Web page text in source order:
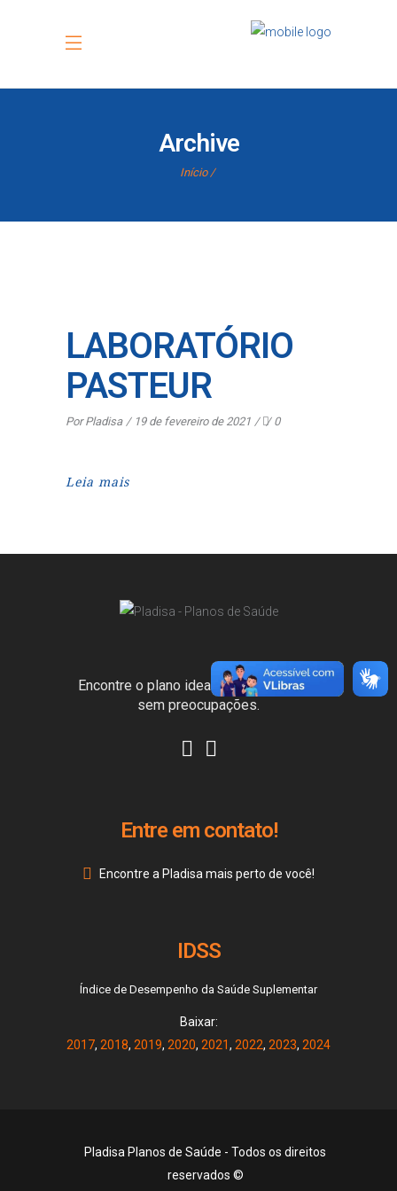
Archive
Início
LABORATÓRIO
PASTEUR
Por Pladisa 19 de fevereiro de 2021 0
Leia mais
Encontre o plano ideal para viver o hoje
sem preocupações.
Entre em contato!
Encontre a Pladisa mais perto de você!
IDSS
Índice de Desempenho da Saúde Suplementar
Baixar:
2017, 2018, 2019, 2020, 2021, 2022, 2023, 2024
Pladisa Planos de Saúde - Todos os direitos
reservados ©